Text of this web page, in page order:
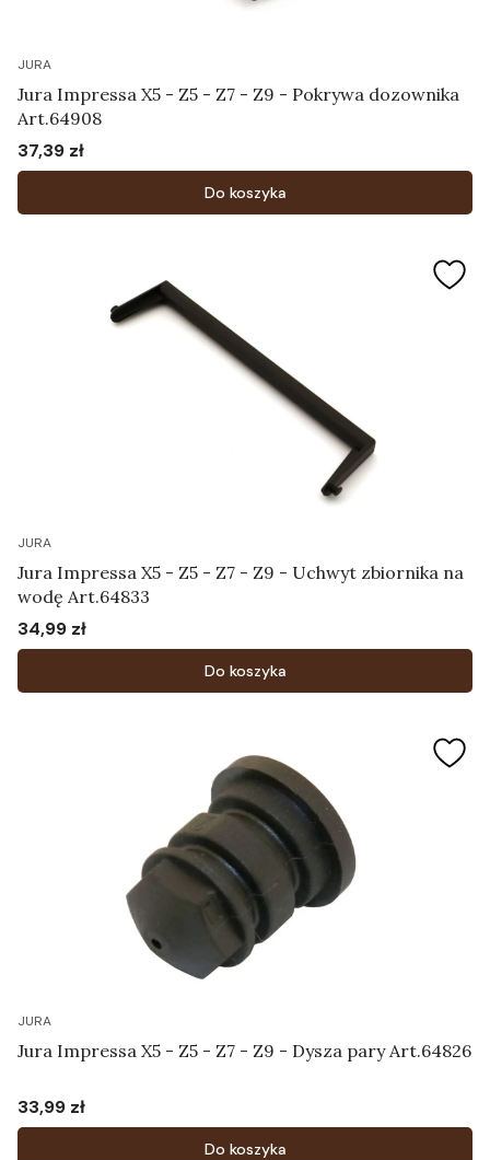
JURA
Jura Impressa X5 - Z5 - Z7 - Z9 - Pokrywa dozownika
Art.64908
Cena
37,39 zł
Do koszyka
JURA
Jura Impressa X5 - Z5 - Z7 - Z9 - Uchwyt zbiornika na
wodę Art.64833
Cena
34,99 zł
Do koszyka
JURA
Jura Impressa X5 - Z5 - Z7 - Z9 - Dysza pary Art.64826
Cena
33,99 zł
Do koszyka